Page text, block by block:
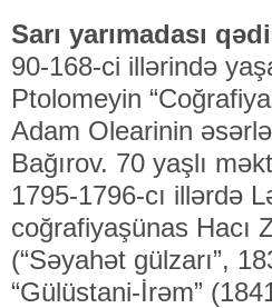
Sarı yarımadası
90-168-ci illərində
Ptolomeyin
Adam Olearinin
Bağırov. 70 yaşlı
1795-1796-cı illərdə
coğrafiyaşünas Hacı
(“Səyahət gülzarı”,
“Gülüstani-İrəm”